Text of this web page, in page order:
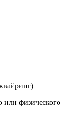
или физического